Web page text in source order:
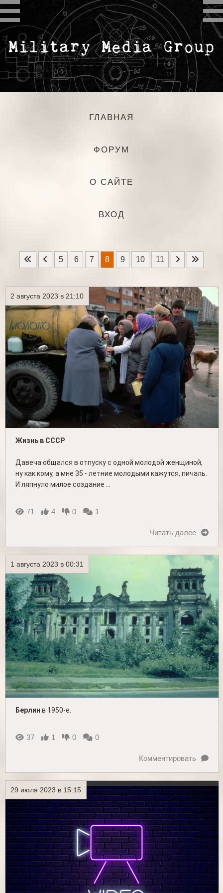
ГЛАВНАЯ
ФОРУМ
О САЙТЕ
ВХОД
5 6 7 8 9 10 11
2 августа 2023 в 21:10
Жизнь в СССР
Давеча общался в отпуску с одной молодой женщиной,
ну как кому, а мне 35 - летние молодыми кажутся, пичаль.
И ляпнуло милое создание ...
71 4 0 1
Читать далее
1 августа 2023 в 00:31
Берлин в 1950-е.
37 1 0 0
Комментировать
29 июля 2023 в 15:15